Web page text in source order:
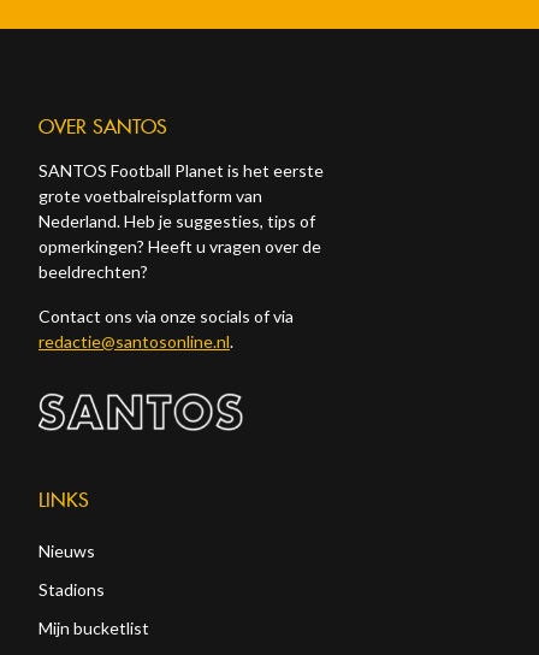
OVER SANTOS
SANTOS Football Planet is het eerste
grote voetbalreisplatform van
Nederland. Heb je suggesties, tips of
opmerkingen? Heeft u vragen over de
beeldrechten?
Contact ons via onze socials of via
redactie@santosonline.nl.
LINKS
Nieuws
Stadions
Mijn bucketlist